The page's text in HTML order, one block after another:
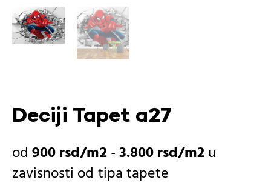
Deciji Tapet a27
900rsd -3.800rsd
u
zavisnosti od tipa tapete